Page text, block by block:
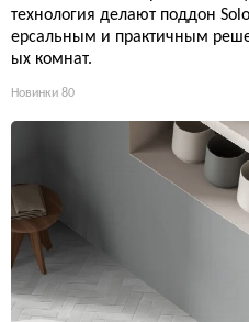
технология делают поддон
ерсальным и практичным
ых комнат.
Новинки 80